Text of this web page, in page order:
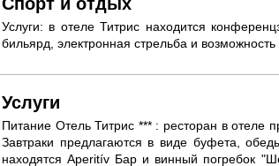
Услуги: в отеле Титрис находится
бильярд, электронная стрельба и возможность
Услуги
Питание Отель Титрис *** : ресторан в отеле
Завтраки предлагаются в виде буфета,
находятся Aperitív Бар и винный погребок